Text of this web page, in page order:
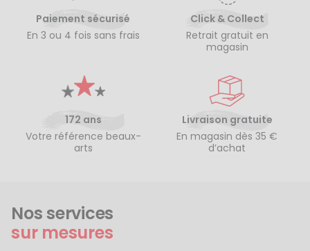
Paiement sécurisé
En 3 ou 4 fois sans frais
Click & Collect
Retrait gratuit en
magasin
172 ans
Votre référence beaux-
arts
Livraison gratuite
En magasin dès 35 €
d’achat
Nos services
sur mesures